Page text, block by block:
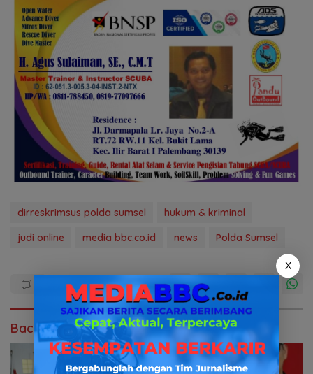
dirreskrimsus polda sumsel
hukum & kriminal
judi online
media bbc.co.id news Polda Sumsel
Baca Juga
X